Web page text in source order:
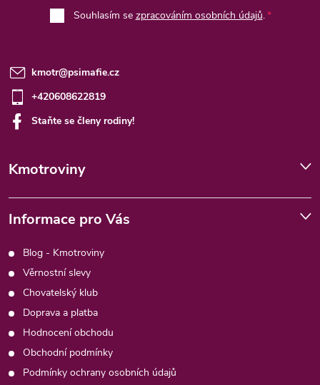
Souhlasím se zpracováním osobních údajů.
kmotr@psimafie.cz
+420608622819
Staňte se členy rodiny!
Kmotroviny
Informace pro Vás
Blog - Kmotroviny
Věrnostní slevy
Chovatelský klub
Doprava a platba
Hodnocení obchodu
Obchodní podmínky
Podmínky ochrany osobních údajů